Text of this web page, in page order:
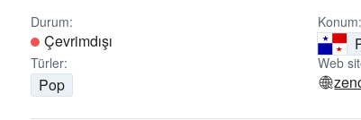
Durum:
Çevrimdışı
Konum:
Türler:
Pop
Web